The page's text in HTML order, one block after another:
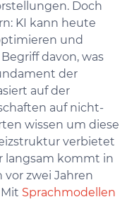
Doch
KI kann heute
und
davon, was
der
auf der
auf nicht-
wissen um diese
verbietet
langsam kommt in
vor zwei Jahren
Sprachmodellen